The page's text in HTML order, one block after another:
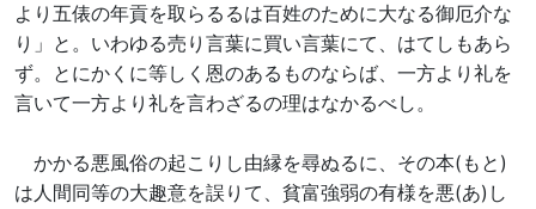
より五俵の年貢を取らるるは百姓のために大なる御厄介な
り」と。いわゆる売り言葉に買い言葉にて、はてしもあら
ず。とにかくに等しく恩のあるものならば、一方より礼を
言いて一方より礼を言わざるの理はなかるべし。
かかる悪風俗の起こりし由縁を尋ぬるに、その本(もと)
は人間同等の大趣意を誤りて、貧富強弱の有様を悪(あ)し